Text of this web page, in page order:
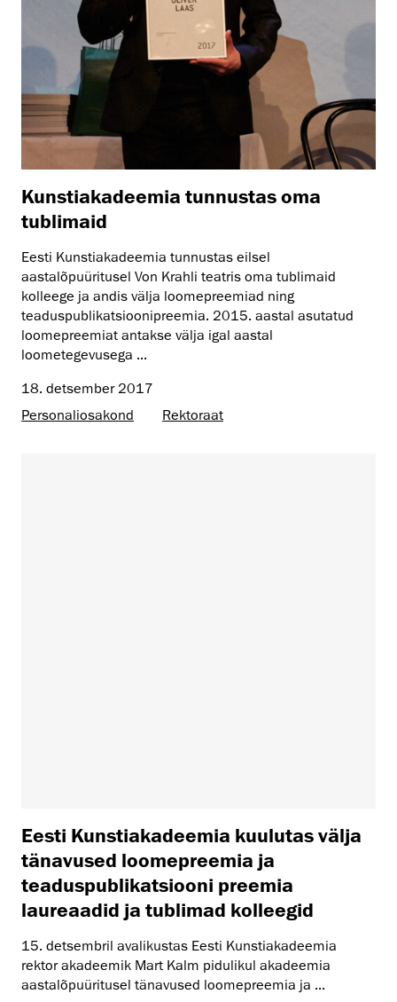
Kunstiakadeemia tunnustas oma
tublimaid
Eesti Kunstiakadeemia tunnustas eilsel
aastalõpuüritusel Von Krahli teatris oma tublimaid
kolleege ja andis välja loomepreemiad ning
teaduspublikatsioonipreemia. 2015. aastal asutatud
loomepreemiat antakse välja igal aastal
loometegevusega ...
18. detsember 2017
Personaliosakond
Rektoraat
Eesti Kunstiakadeemia kuulutas välja
tänavused loomepreemia ja
teaduspublikatsiooni preemia
laureaadid ja tublimad kolleegid
15. detsembril avalikustas Eesti Kunstiakadeemia
rektor akadeemik Mart Kalm pidulikul akadeemia
aastalõpuüritusel tänavused loomepreemia ja ...